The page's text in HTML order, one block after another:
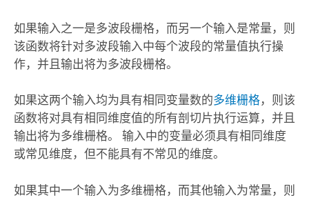
如果输入之一是多波段栅格，而另一个输入是常量，则
该函数将针对多波段输入中每个波段的常量值执行操
作，并且输出将为多波段栅格。
如果这两个输入均为具有相同变量数的多维栅格，则该
函数将对具有相同维度值的所有剖切片执行运算，并且
输出将为多维栅格。 输入中的变量必须具有相同维度
或常见维度，但不能具有不常见的维度。
如果其中一个输入为多维栅格，而其他输入为常量，则